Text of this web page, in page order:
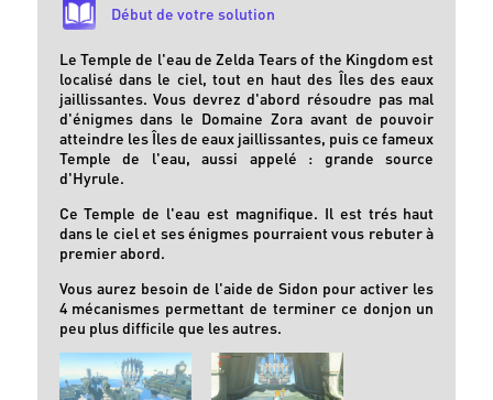
Début de votre solution
Le Temple de l'eau de Zelda Tears of the Kingdom est
localisé dans le ciel, tout en haut des Îles des eaux
jaillissantes. Vous devrez d'abord résoudre pas mal
d'énigmes dans le Domaine Zora avant de pouvoir
atteindre les Îles de eaux jaillissantes, puis ce fameux
Temple de l'eau, aussi appelé : grande source
d'Hyrule.
Ce Temple de l'eau est magnifique. Il est trés haut
dans le ciel et ses énigmes pourraient vous rebuter à
premier abord.
Vous aurez besoin de l'aide de Sidon pour activer les
4 mécanismes permettant de terminer ce donjon un
peu plus difficile que les autres.